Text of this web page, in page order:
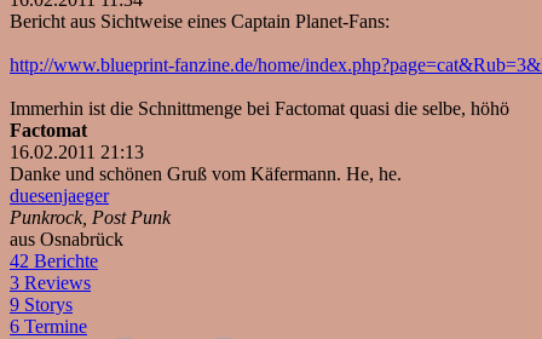
Bericht aus Sichtweise eines Captain Planet-Fans:
http://www.blueprint-fanzine.de/home/
Immerhin ist die Schnittmenge bei Factomat quasi die selbe, höhö
Factomat
16.02.2011 21:13
Danke und schönen Gruß vom Käfermann. He, he.
duesenjaeger
Punkrock, Post Punk
aus Osnabrück
42 Berichte
3 Reviews
9 Storys
6 Termine